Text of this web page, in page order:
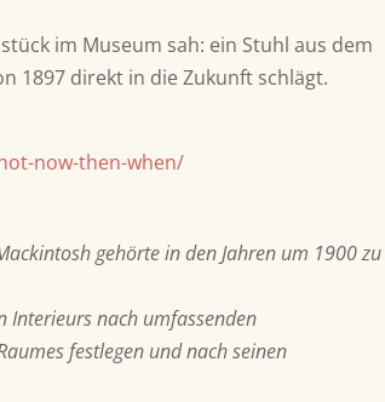
im Museum sah: ein Stuhl aus dem
1897 direkt in die Zukunft schlägt.
now-then-when/
gehörte in den Jahren um 1900 zu
Interieurs nach umfassenden
festlegen und nach seinen